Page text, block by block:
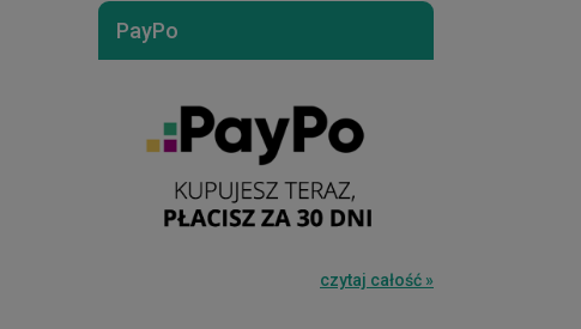
PayPo
czytaj całość »